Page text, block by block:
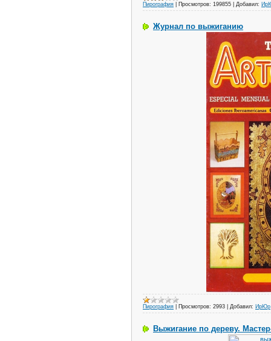
Пирография Просмотров: 199855 Добавил:
Журнал по выжиганию
Пирография Просмотров: 2993 Добавил: ИрЮр
Выжигание по дереву.